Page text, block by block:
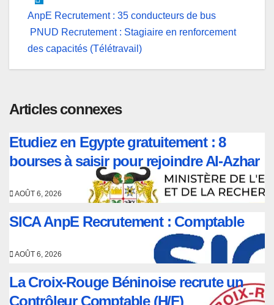
Navigation
de
l’article
AnpE Recrutement : 35 conducteurs de bus
PNUD Recrutement : Stagiaire en renforcement
des capacités (Télétravail)
Articles connexes
Etudiez en Egypte gratuitement : 8
bourses à saisir pour rejoindre Al-Azhar
AOÛT 6, 2026
SICA AnpE Recrutement : Comptable
AOÛT 6, 2026
La Croix-Rouge Béninoise recrute un
Contrôleur Comptable (H/F)